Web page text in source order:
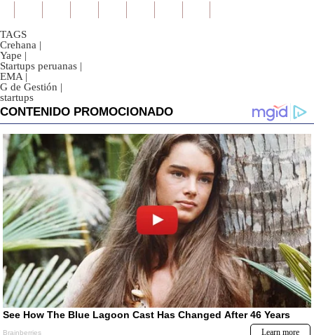
TAGS
Crehana |
Yape |
Startups peruanas |
EMA |
G de Gestión |
startups